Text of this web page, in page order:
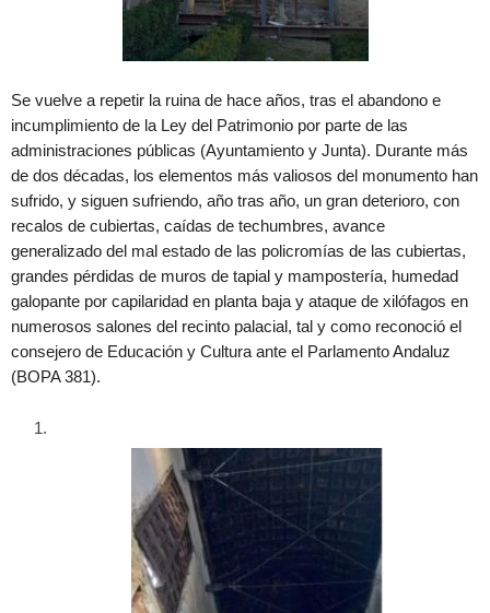
Se vuelve a repetir la ruina de hace años, tras el abandono e
incumplimiento de la Ley del Patrimonio por parte de las
administraciones públicas (Ayuntamiento y Junta). Durante más
de dos décadas, los elementos más valiosos del monumento han
sufrido, y siguen sufriendo, año tras año, un gran deterioro, con
recalos de cubiertas, caídas de techumbres, avance
generalizado del mal estado de las policromías de las cubiertas,
grandes pérdidas de muros de tapial y mampostería, humedad
galopante por capilaridad en planta baja y ataque de xilófagos en
numerosos salones del recinto palacial, tal y como reconoció el
consejero de Educación y Cultura ante el Parlamento Andaluz
(BOPA 381).